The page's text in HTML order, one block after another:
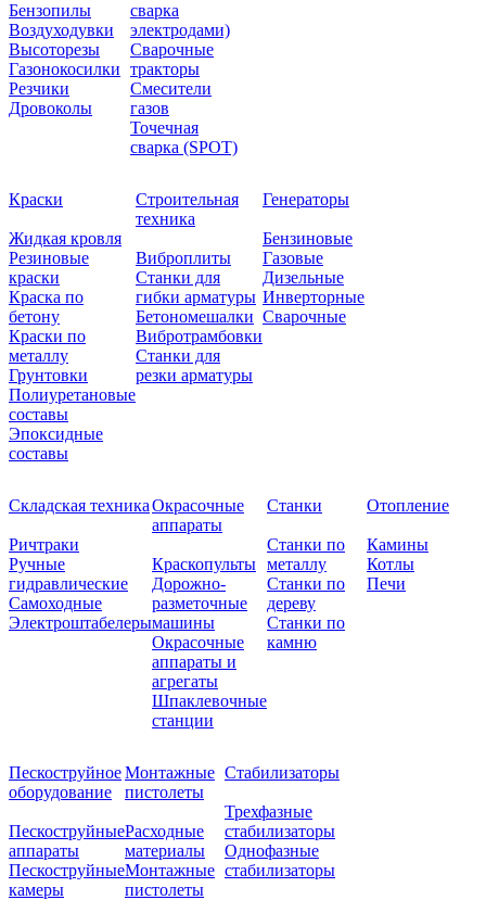
Бензопилы
Воздуходувки
Высоторезы
Газонокосилки
Резчики
Дровоколы
сварка
электродами)
Сварочные
тракторы
Смесители
газов
Точечная
сварка (SPOT)
Краски
Жидкая кровля
Резиновые
краски
Краска по
бетону
Краски по
металлу
Грунтовки
Полиуретановые
составы
Эпоксидные
составы
Строительная
техника
Виброплиты
Станки для
гибки арматуры
Бетономешалки
Вибротрамбовки
Станки для
резки арматуры
Генераторы
Бензиновые
Газовые
Дизельные
Инверторные
Сварочные
Складская техника
Ричтраки
Ручные
гидравлические
Самоходные
Электроштабелеры
Окрасочные
аппараты
Краскопульты
Дорожно-
разметочные
машины
Окрасочные
аппараты и
агрегаты
Шпаклевочные
станции
Станки
Станки по
металлу
Станки по
дереву
Станки по
камню
Отопление
Камины
Котлы
Печи
Пескоструйное
оборудование
Пескоструйные
аппараты
Пескоструйные
камеры
Монтажные
пистолеты
Расходные
материалы
Монтажные
пистолеты
Стабилизаторы
Трехфазные
стабилизаторы
Однофазные
стабилизаторы